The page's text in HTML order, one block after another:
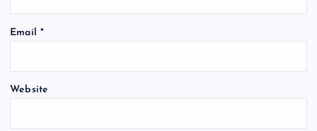
Email *
Website